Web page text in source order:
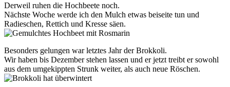
Derweil ruhen die Hochbeete noch.
Nächste Woche werde ich den Mulch etwas beiseite tun und
Radieschen, Rettich und Kresse säen.
Besonders gelungen war letztes Jahr der Brokkoli.
Wir haben bis Dezember stehen lassen und er jetzt treibt er sowohl
aus dem umgekippten Strunk weiter, als auch neue Röschen.